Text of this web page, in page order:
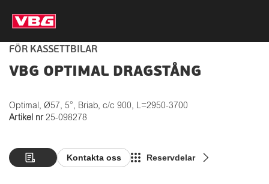
FÖR KASSETTBILAR
VBG OPTIMAL DRAGSTÅNG
Optimal, Ø57, 5°, Briab, c/c 900, L=2950-3700
Artikel nr 25-098278
Kontakta oss Reservdelar